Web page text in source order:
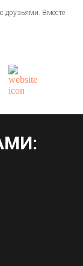
друзьями. Вместе